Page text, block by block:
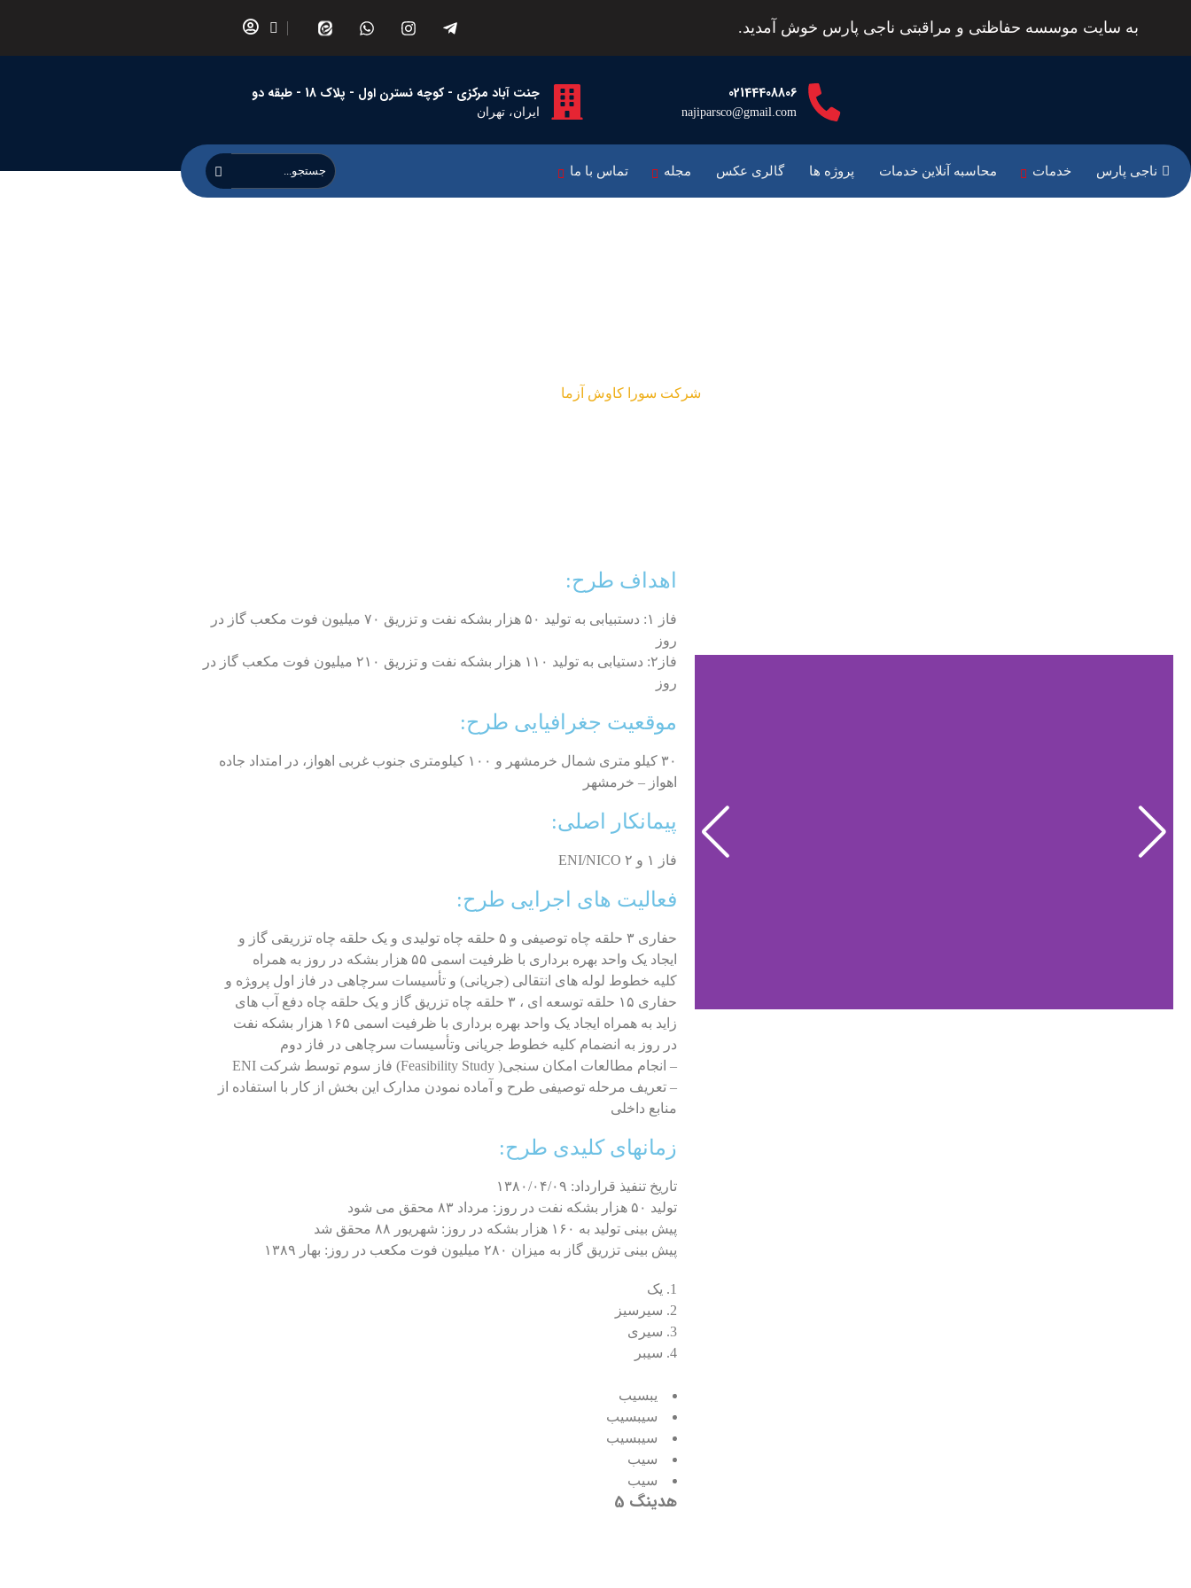
به سایت موسسه حفاظتی و مراقبتی ناجی پارس خوش آمدید.
02144408806
najiparsco@gmail.com
جنت آباد مرکزی - کوچه نسترن اول - پلاک 18 - طبقه دو
ایران، تهران
ناجی پارس خدمات محاسبه آنلاین خدمات پروژه ها گالری عکس مجله تماس با ما
شرکت سورا کاوش آزما
اهداف طرح:
فاز ۱: دستبیابی به تولید ۵۰ هزار بشکه نفت و تزریق ۷۰ میلیون فوت مکعب گاز در
روز
فاز۲: دستیابی به تولید ۱۱۰ هزار بشکه نفت و تزریق ۲۱۰ میلیون فوت مکعب گاز در
روز
موقعیت جغرافیایی طرح:
۳۰ کیلو متری شمال خرمشهر و ۱۰۰ کیلومتری جنوب غربی اهواز، در امتداد جاده
اهواز – خرمشهر
پیمانکار اصلی:
فاز ۱ و ۲ ENI/NICO
فعالیت های اجرایی طرح:
حفاری ۳ حلقه چاه توصیفی و ۵ حلقه چاه تولیدی و یک حلقه چاه تزریقی گاز و
ایجاد یک واحد بهره برداری با ظرفیت اسمی ۵۵ هزار بشکه در روز به همراه
کلیه خطوط لوله های انتقالی (جریانی) و تأسیسات سرچاهی در فاز اول پرو‍ژه و
حفاری ۱۵ حلقه توسعه ای ، ۳ حلقه چاه تزریق گاز و یک حلقه چاه دفع آب های
زاید به همراه ایجاد یک واحد بهره برداری با ظرفیت اسمی ۱۶۵ هزار بشکه نفت
در روز به انضمام کلیه خطوط جریانی وتأسیسات سرچاهی در فاز دوم
– انجام مطالعات امکان سنجی( Feasibility Study) فاز سوم توسط شرکت ENI
– تعریف مرحله توصیفی طرح و آماده نمودن مدارک این بخش از کار با استفاده از
منابع داخلی
زمانهای کلیدی طرح:
تاریخ تنفیذ قرارداد: ۱۳۸۰/۰۴/۰۹
تولید ۵۰ هزار بشکه نفت در روز: مرداد ۸۳ محقق می شود
پیش بینی تولید به ۱۶۰ هزار بشکه در روز:‌ شهریور ۸۸ محقق شد
پیش بینی تزریق گاز به میزان ۲۸۰ میلیون فوت مکعب در روز: بهار ۱۳۸۹
یک
سیرسیز
سیری
سیبر
یبسیب
سیبسیب
سیبسیب
سیب
سیب
هدینگ 5